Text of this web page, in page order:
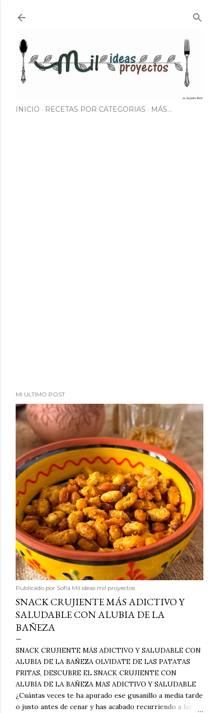
INICIO RECETAS POR CATEGORIAS MÁS…
MI ULTIMO POST
Publicado por Sofía Mil ideas mil proyectos
SNACK CRUJIENTE MÁS ADICTIVO Y
SALUDABLE CON ALUBIA DE LA
BAÑEZA
SNACK CRUJIENTE MÁS ADICTIVO Y SALUDABLE CON
ALUBIA DE LA BAÑEZA OLVIDATE DE LAS PATATAS
FRITAS, DESCUBRE EL SNACK CRUJIENTE CON
ALUBIA DE LA BAÑEZA MAS ADICTIVO Y SALUDABLE
¿Cuántas veces te ha apurado ese gusanillo a media tarde
o justo antes de cenar y has acabado recurriendo a las